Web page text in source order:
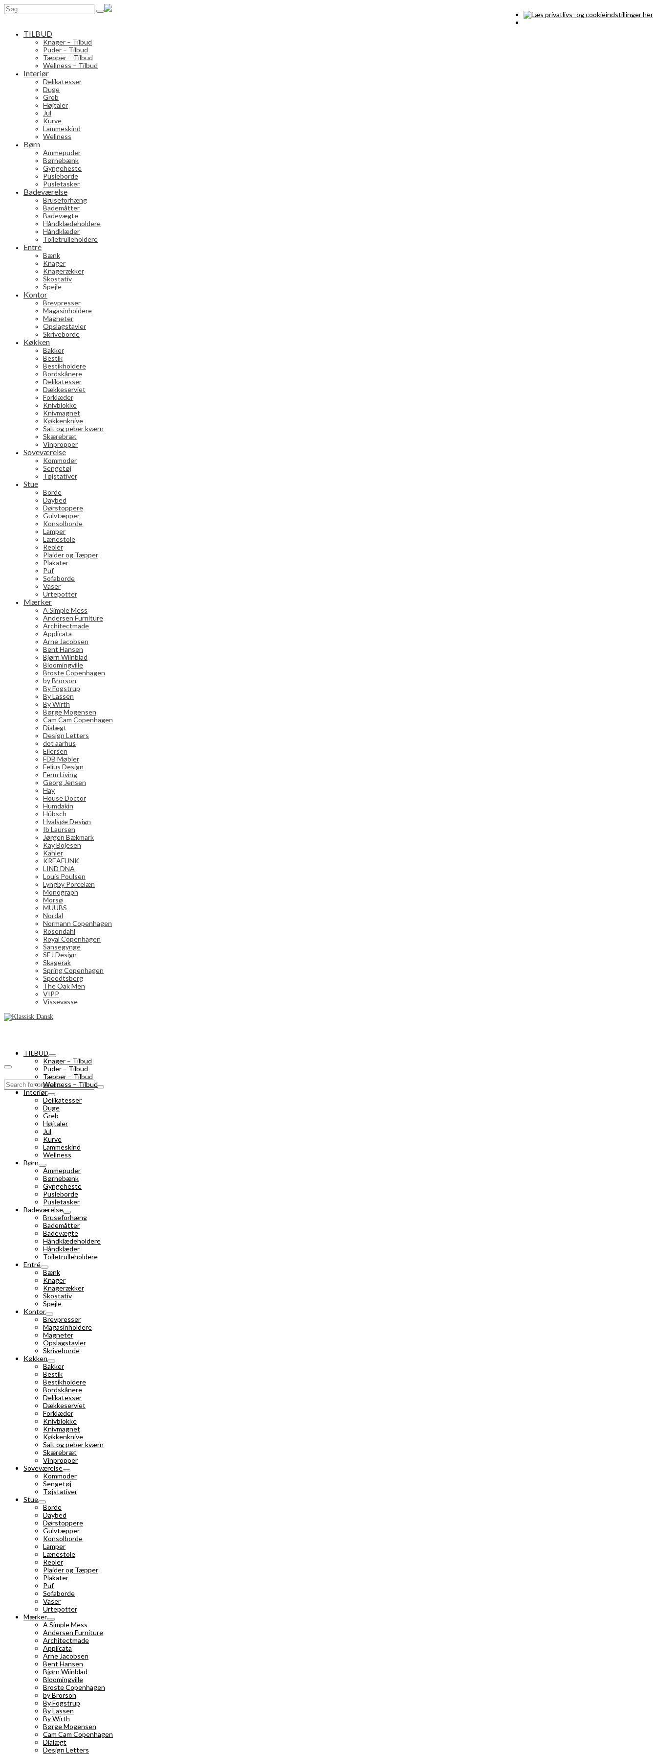
Search
for:
TILBUD
Knager – Tilbud
Puder – Tilbud
Tæpper – Tilbud
Wellness – Tilbud
Interiør
Delikatesser
Duge
Greb
Højtaler
Jul
Kurve
Lammeskind
Wellness
Børn
Ammepuder
Børnebænk
Gyngeheste
Pusleborde
Pusletasker
Badeværelse
Bruseforhæng
Bademåtter
Badevægte
Håndklædeholdere
Håndklæder
Toiletrulleholdere
Entré
Bænk
Knager
Knagerækker
Skostativ
Spejle
Kontor
Brevpresser
Magasinholdere
Magneter
Opslagstavler
Skriveborde
Køkken
Bakker
Bestik
Bestikholdere
Bordskånere
Delikatesser
Dækkeserviet
Forklæder
Knivblokke
Knivmagnet
Køkkenknive
Salt og peber kværn
Skærebræt
Vinpropper
Soveværelse
Kommoder
Sengetøj
Tøjstativer
Stue
Borde
Daybed
Dørstoppere
Gulvtæpper
Konsolborde
Lamper
Lænestole
Reoler
Plaider og Tæpper
Plakater
Puf
Sofaborde
Vaser
Urtepotter
Mærker
A Simple Mess
Andersen Furniture
Architectmade
Applicata
Arne Jacobsen
Bent Hansen
Bjørn Wiinblad
Bloomingville
Broste Copenhagen
by Brorson
By Fogstrup
By Lassen
By Wirth
Børge Mogensen
Cam Cam Copenhagen
Dialægt
Design Letters
dot aarhus
Eilersen
FDB Møbler
Felius Design
Ferm Living
Georg Jensen
Hay
House Doctor
Humdakin
Hübsch
Hvalsøe Design
Ib Laursen
Jørgen Bækmark
Kay Bojesen
Kähler
KREAFUNK
LIND DNA
Louis Poulsen
Lyngby Porcelæn
Monograph
Morsø
MUUBS
Nordal
Normann Copenhagen
Rosendahl
Royal Copenhagen
Sansegynge
SEJ Design
Skagerak
Spring Copenhagen
Speedtsberg
The Oak Men
VIPP
Vissevasse
Search
for:
TILBUD
Knager – Tilbud
Puder – Tilbud
Tæpper – Tilbud
Wellness – Tilbud
Interiør
Delikatesser
Duge
Greb
Højtaler
Jul
Kurve
Lammeskind
Wellness
Børn
Ammepuder
Børnebænk
Gyngeheste
Pusleborde
Pusletasker
Badeværelse
Bruseforhæng
Bademåtter
Badevægte
Håndklædeholdere
Håndklæder
Toiletrulleholdere
Entré
Bænk
Knager
Knagerækker
Skostativ
Spejle
Kontor
Brevpresser
Magasinholdere
Magneter
Opslagstavler
Skriveborde
Køkken
Bakker
Bestik
Bestikholdere
Bordskånere
Delikatesser
Dækkeserviet
Forklæder
Knivblokke
Knivmagnet
Køkkenknive
Salt og peber kværn
Skærebræt
Vinpropper
Soveværelse
Kommoder
Sengetøj
Tøjstativer
Stue
Borde
Daybed
Dørstoppere
Gulvtæpper
Konsolborde
Lamper
Lænestole
Reoler
Plaider og Tæpper
Plakater
Puf
Sofaborde
Vaser
Urtepotter
Mærker
A Simple Mess
Andersen Furniture
Architectmade
Applicata
Arne Jacobsen
Bent Hansen
Bjørn Wiinblad
Bloomingville
Broste Copenhagen
by Brorson
By Fogstrup
By Lassen
By Wirth
Børge Mogensen
Cam Cam Copenhagen
Dialægt
Design Letters